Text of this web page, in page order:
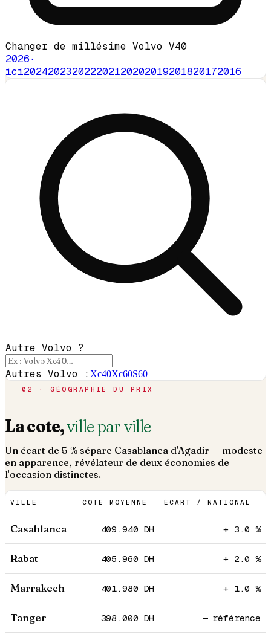
Changer de millésime Volvo V40
2026·
ici202420232022202120202019201820172016
Autre Volvo ?
Autres Volvo : Xc40Xc60S60
02 · GÉOGRAPHIE DU PRIX
La cote,ville par ville
Un écart de 5 % sépare Casablanca d'Agadir — modeste
en apparence, révélateur de deux économies de
l'occasion distinctes.
VILLE COTE MOYENNE ÉCART / NATIONAL
Casablanca 409.940 DH + 3.0 %
Rabat 405.960 DH + 2.0 %
Marrakech 401.980 DH + 1.0 %
Tanger 398.000 DH — référence